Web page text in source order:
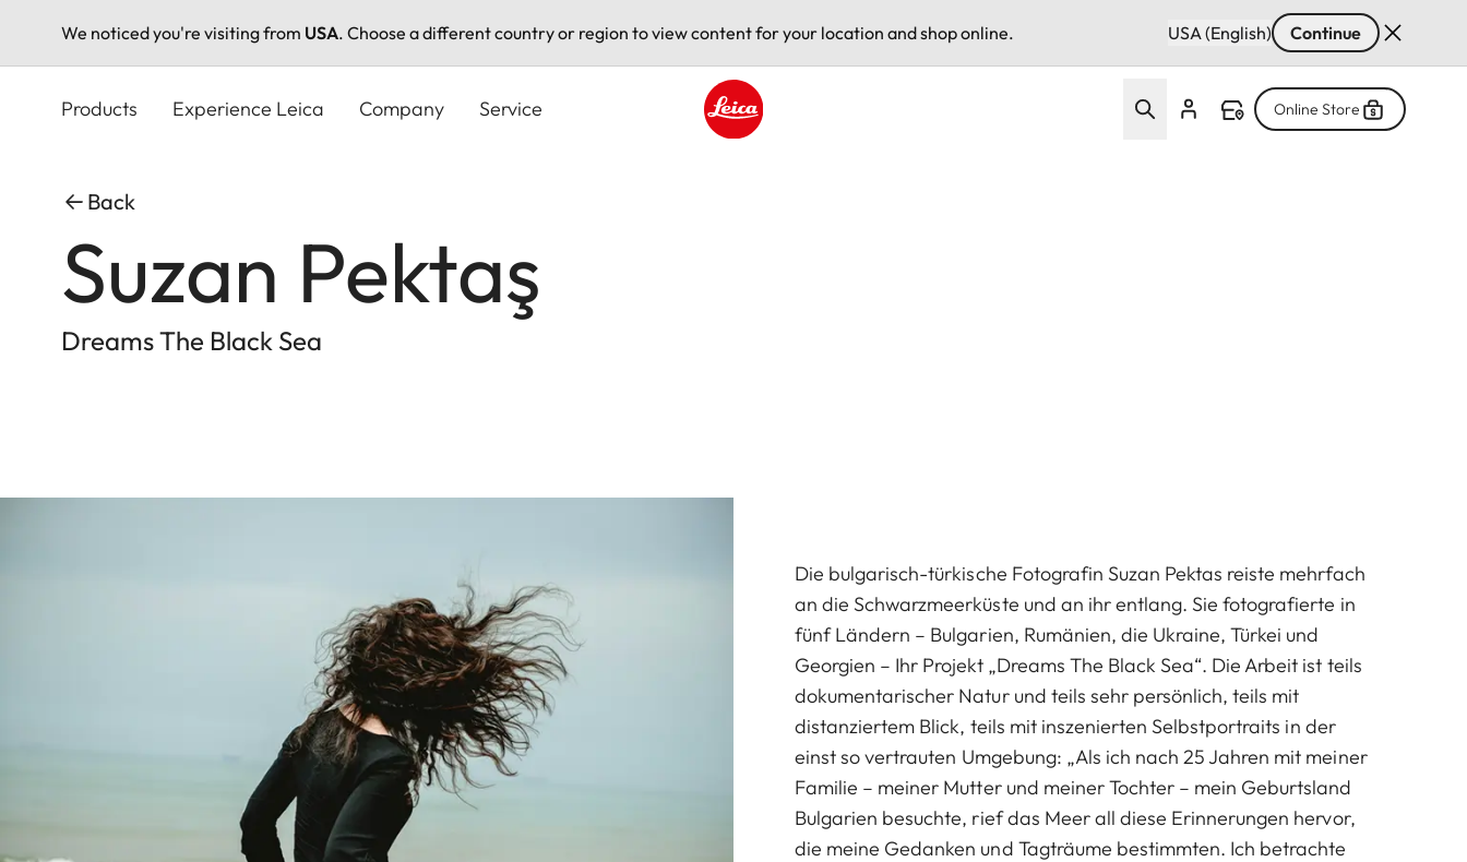
We noticed you're visiting from USA. Choose a different country or region to view content for your location and shop online. USA (English) Continue
Products Experience Leica Company Service Online Store
Back
Suzan Pektaş
Dreams The Black Sea
Die bulgarisch-türkische Fotografin Suzan Pektas reiste mehrfach
an die Schwarzmeerküste und an ihr entlang. Sie fotografierte in
fünf Ländern – Bulgarien, Rumänien, die Ukraine, Türkei und
Georgien – Ihr Projekt „Dreams The Black Sea“. Die Arbeit ist teils
dokumentarischer Natur und teils sehr persönlich, teils mit
distanziertem Blick, teils mit inszenierten Selbstportraits in der
einst so vertrauten Umgebung: „Als ich nach 25 Jahren mit meiner
Familie – meiner Mutter und meiner Tochter – mein Geburtsland
Bulgarien besuchte, rief das Meer all diese Erinnerungen hervor,
die meine Gedanken und Tagträume bestimmten. Ich betrachte